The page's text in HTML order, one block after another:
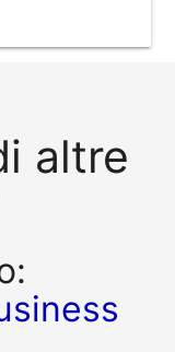
altre